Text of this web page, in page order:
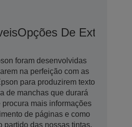
Opções De
foram desenvolvidas
na perfeição com as
para produzirem texto
de manchas que durará
procura mais informações
de páginas e como
partido das nossas tintas,